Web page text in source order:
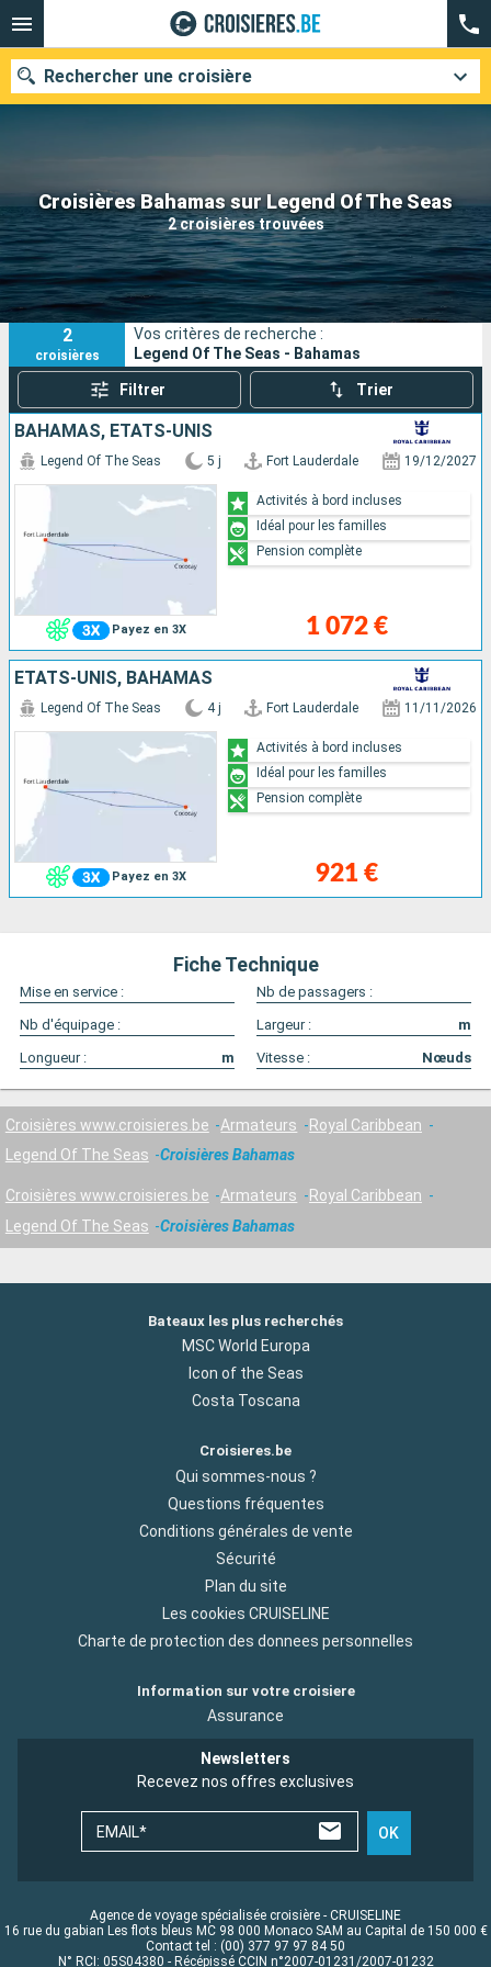
Croisières Bahamas sur Legend Of The Seas
2 croisières trouvées
Rechercher une croisière
Nos destinations
Mois de départ
Ports Compagnies
Rechercher
2
croisières
Vos critères de recherche :
Legend Of The Seas - Bahamas
Filtrer Trier
BAHAMAS, ÉTATS-UNIS
Payez en 3X
Legend Of The Seas 5 j Fort Lauderdale 19/12/2027
1 072 €
Activités à bord incluses
Idéal pour les familles
Pension complète
ÉTATS-UNIS, BAHAMAS
Payez en 3X
Legend Of The Seas 4 j Fort Lauderdale 11/11/2026
921 €
Activités à bord incluses
Idéal pour les familles
Pension complète
Fiche Technique
Mise en service :
Nb de passagers :
Nb d'équipage :
Largeur :
m
Longueur :
m Vitesse : Nœuds
Croisières www.croisieres.be Armateurs
Royal Caribbean
Legend Of The Seas
Croisières Bahamas
Croisières www.croisieres.be Armateurs
Royal Caribbean
Legend Of The Seas
Croisières Bahamas
Bateaux les plus recherchés
MSC World Europa
Icon of the Seas
Costa Toscana
Croisieres.be
Qui sommes-nous ?
Questions fréquentes
Conditions générales de vente
Sécurité
Plan du site
Les cookies CRUISELINE
Charte de protection des donnees personnelles
Information sur votre croisiere
Assurance
Newsletters
Recevez nos offres exclusives
EMAIL* OK
Agence de voyage spécialisée croisière - CRUISELINE
16 rue du gabian Les flots bleus MC 98 000 Monaco SAM au Capital de 150 000 €
Contact tel : (00) 377 97 97 84 50
N° RCI: 05S04380 - Récépissé CCIN n°2007-01231/2007-01232